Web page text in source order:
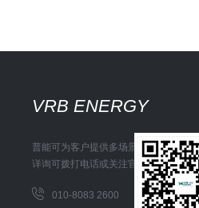
VRB ENERGY
普能可为客户提供多场景储能解决方案
详询可拨打电话或关注官方微信
010-8083 2600